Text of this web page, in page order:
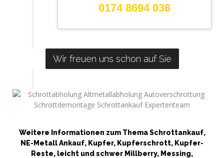
0174 8694 036
Wir freuen uns schon auf Sie
Weitere Informationen zum Thema Schrottankauf,
NE-Metall Ankauf, Kupfer, Kupferschrott, Kupfer-
Reste, leicht und schwer Millberry, Messing,